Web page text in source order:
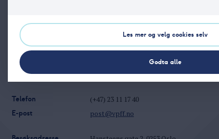
Telefon (+47) 23 11 17 40
E-post post@vpff.no
Les mer og velg cookies selv
Godta alle